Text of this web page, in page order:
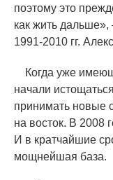
поэтому это
как жить
1991-2010 гг.
Когда уже
начали
принимать новые
на восток. В 2008
И в кратчайшие
мощнейшая база.